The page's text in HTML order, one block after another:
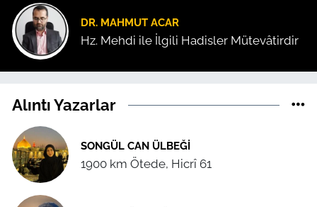
DR. MAHMUT ACAR
Hz. Mehdi ile İlgili Hadisler Mütevâtirdir
Alıntı Yazarlar
SONGÜL CAN ÜLBEĞI
1900 km Ötede, Hicrî 61